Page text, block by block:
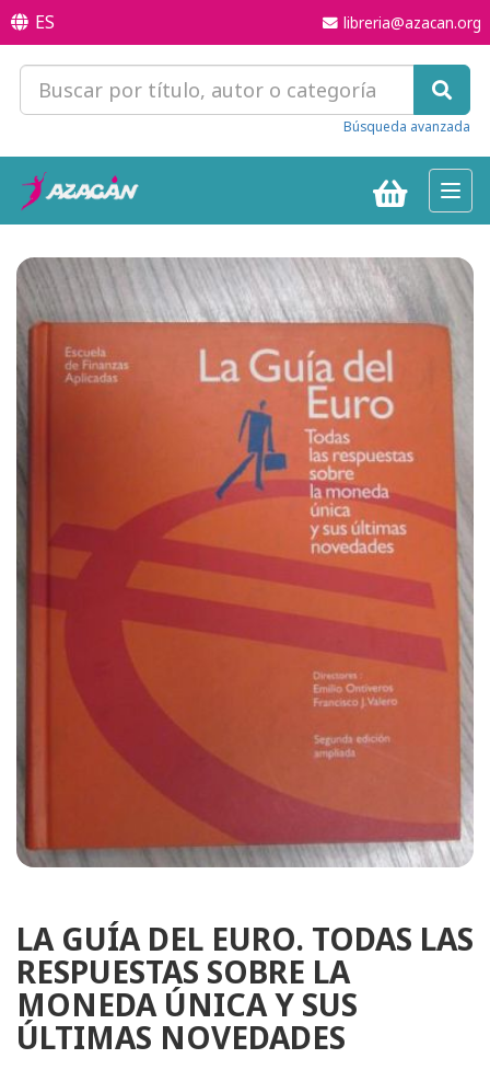
ES libreria@azacan.org
Búsqueda avanzada
LA GUÍA DEL EURO. TODAS LAS
RESPUESTAS SOBRE LA
MONEDA ÚNICA Y SUS
ÚLTIMAS NOVEDADES